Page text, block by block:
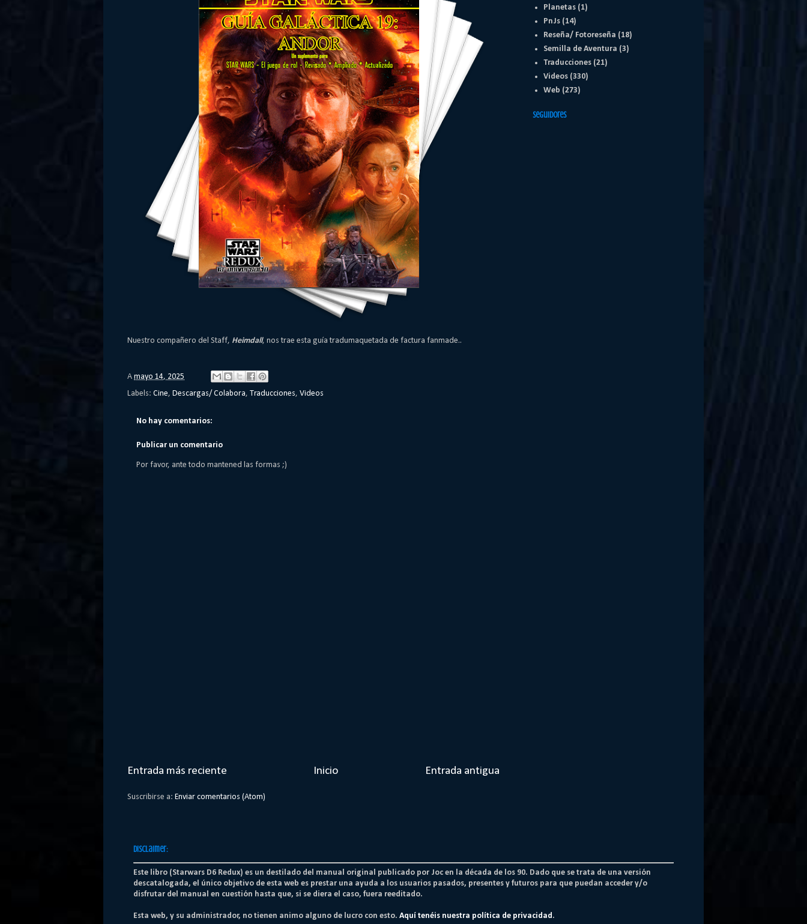
Nuestro compañero del Staff, Heimdall, nos trae esta guía tradumaquetada de factura fanmade..
A mayo 14, 2025
Labels: Cine, Descargas/ Colabora, Traducciones, Videos
No hay comentarios:
Publicar un comentario
Por favor, ante todo mantened las formas ;)
Entrada más reciente Entrada antigua
Inicio
Suscribirse a: Enviar comentarios (Atom)
Planetas (1)
PnJs (14)
Reseña/ Fotoreseña (18)
Semilla de Aventura (3)
Traducciones (21)
Videos (330)
Web (273)
Seguidores
Disclaimer:
Este libro (Starwars D6 Redux) es un destilado del manual original publicado por Joc en la década de los 90. Dado que se trata de una versión
descatalogada, el único objetivo de esta web es prestar una ayuda a los usuarios pasados, presentes y futuros para que puedan acceder y/o
disfrutar del manual en cuestión hasta que, si se diera el caso, fuera reeditado.
Esta web, y su administrador, no tienen animo alguno de lucro con esto. Aquí tenéis nuestra política de privacidad .